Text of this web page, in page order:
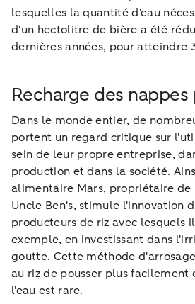
lesquelles la quantité d'eau
d'un hectolitre de bière a été
dernières années, pour atteindre
Recharge des
Dans le monde entier, de
portent un regard critique sur
sein de leur propre entreprise,
production et dans la société.
alimentaire Mars, propriétaire de
Uncle Ben's, stimule l'innovation
producteurs de riz avec lesquels
exemple, en investissant dans
goutte. Cette méthode
au riz de pousser plus facilement
l'eau est rare.